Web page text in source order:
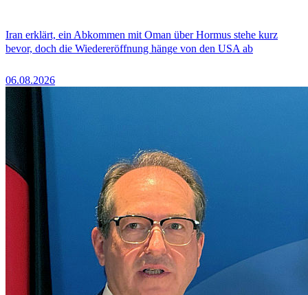
Iran erklärt, ein Abkommen mit Oman über Hormus stehe kurz
bevor, doch die Wiedereröffnung hänge von den USA ab
06.08.2026